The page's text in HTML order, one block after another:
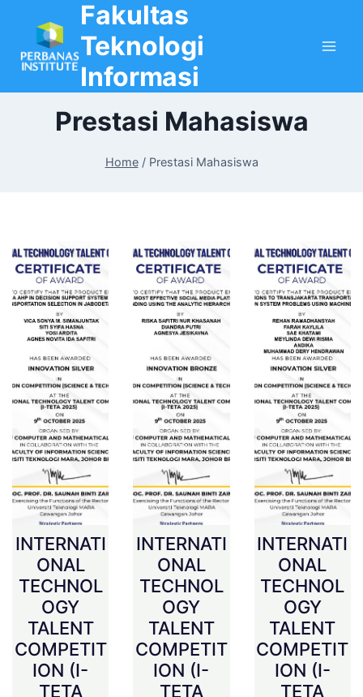
content
Fakultas
Teknologi
Informasi
Prestasi Mahasiswa
Home / Prestasi Mahasiswa
INTERNATI
ONAL
TECHNOL
OGY
TALENT
COMPETIT
ION (I-
TETA
INTERNATI
ONAL
TECHNOL
OGY
TALENT
COMPETIT
ION (I-
TETA
INTERNATI
ONAL
TECHNOL
OGY
TALENT
COMPETIT
ION (I-
TETA